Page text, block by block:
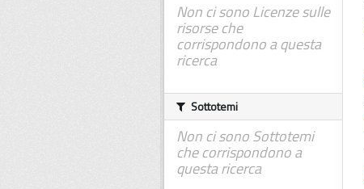
Non ci sono Licenze sulle
risorse che
corrispondono a questa
ricerca
Sottotemi
Non ci sono Sottotemi
che corrispondono a
questa ricerca